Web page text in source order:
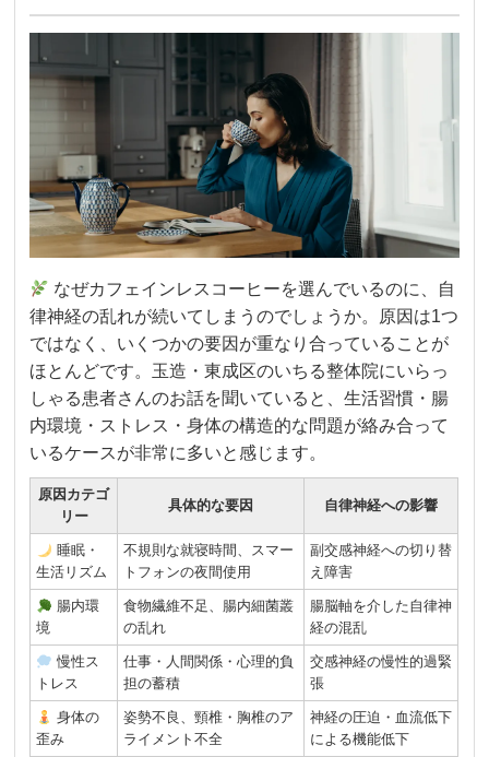
なぜカフェインレスコーヒーを選んでいるのに、自
律神経の乱れが続いてしまうのでしょうか。原因は1つ
ではなく、いくつかの要因が重なり合っていることが
ほとんどです。玉造・東成区のいちる整体院にいらっ
しゃる患者さんのお話を聞いていると、生活習慣・腸
内環境・ストレス・身体の構造的な問題が絡み合って
いるケースが非常に多いと感じます。
原因カテゴ
リー
具体的な要因 自律神経への影響
睡眠・
生活リズム
不規則な就寝時間、スマー
トフォンの夜間使用
副交感神経への切り替
え障害
腸内環
境
食物繊維不足、腸内細菌叢
の乱れ
腸脳軸を介した自律神
経の混乱
慢性ス
トレス
仕事・人間関係・心理的負
担の蓄積
交感神経の慢性的過緊
張
身体の
歪み
姿勢不良、頸椎・胸椎のア
ライメント不全
神経の圧迫・血流低下
による機能低下